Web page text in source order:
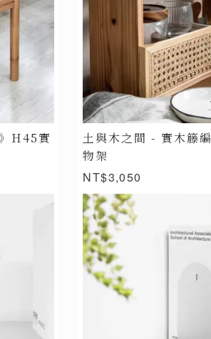
H45實
土與木之間 - 實木籐
物架
NT$3,050